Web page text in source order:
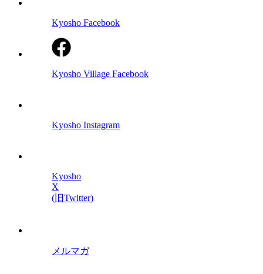
Kyosho Facebook
Kyosho Village Facebook
Kyosho Instagram
Kyosho
X
(旧Twitter)
メルマガ